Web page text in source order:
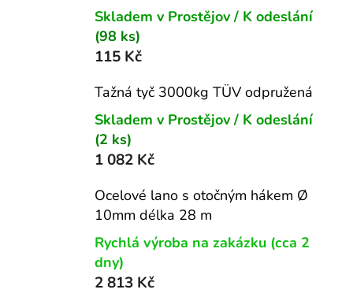
Skladem v Prostějov / K odeslání
(98 ks)
115 Kč
Tažná tyč 3000kg TÜV odpružená
Skladem v Prostějov / K odeslání
(2 ks)
1 082 Kč
Ocelové lano s otočným hákem Ø
10mm délka 28 m
Rychlá výroba na zakázku (cca 2
dny)
2 813 Kč